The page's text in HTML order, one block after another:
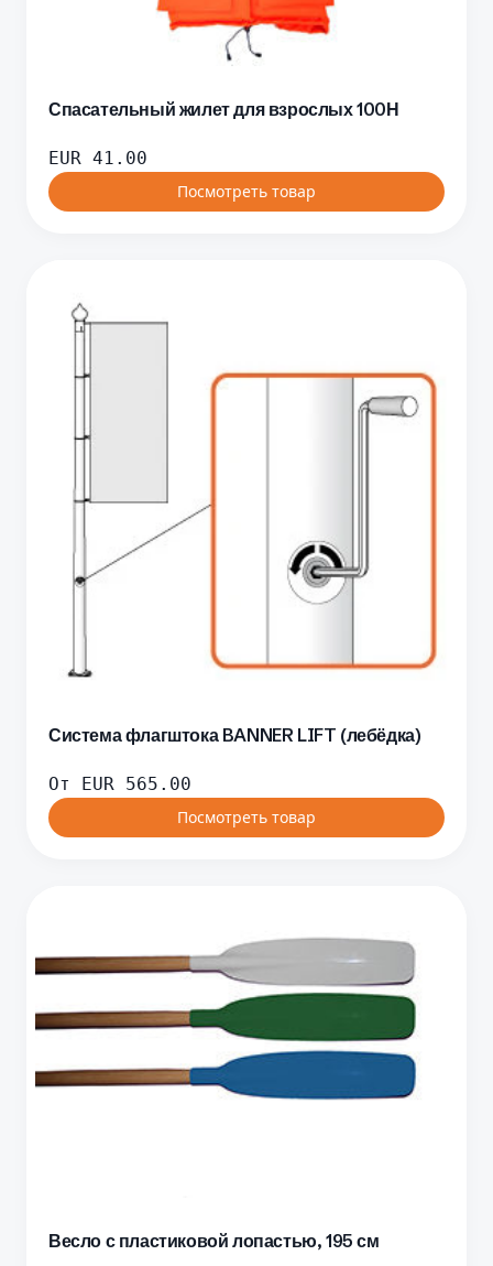
Спасательный жилет для взрослых 100Н
EUR 41.00
Посмотреть товар
Система флагштока BANNER LIFT (лебёдка)
От EUR
565.00
Посмотреть товар
Весло с пластиковой лопастью, 195 см